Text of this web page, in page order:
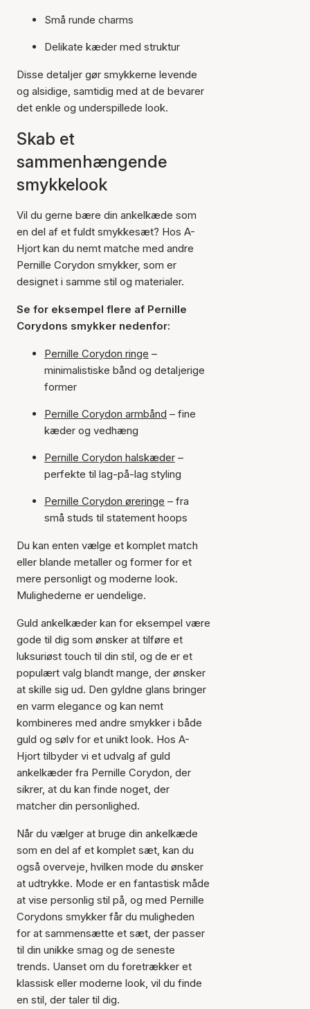
Små runde charms
Delikate kæder med struktur
Disse detaljer gør smykkerne levende
og alsidige, samtidig med at de bevarer
det enkle og underspillede look.
Skab et
sammenhængende
smykkelook
Vil du gerne bære din ankelkæde som
en del af et fuldt smykkesæt? Hos A-
Hjort kan du nemt matche med andre
Pernille Corydon smykker, som er
designet i samme stil og materialer.
Se for eksempel flere af Pernille
Corydons smykker nedenfor:
Pernille Corydon ringe –
minimalistiske bånd og detaljerige
former
Pernille Corydon armbånd – fine
kæder og vedhæng
Pernille Corydon halskæder –
perfekte til lag-på-lag styling
Pernille Corydon øreringe – fra
små studs til statement hoops
Du kan enten vælge et komplet match
eller blande metaller og former for et
mere personligt og moderne look.
Mulighederne er uendelige.
Guld ankelkæder kan for eksempel være
gode til dig som ønsker at tilføre et
luksuriøst touch til din stil, og de er et
populært valg blandt mange, der ønsker
at skille sig ud. Den gyldne glans bringer
en varm elegance og kan nemt
kombineres med andre smykker i både
guld og sølv for et unikt look. Hos A-
Hjort tilbyder vi et udvalg af guld
ankelkæder fra Pernille Corydon, der
sikrer, at du kan finde noget, der
matcher din personlighed.
Når du vælger at bruge din ankelkæde
som en del af et komplet sæt, kan du
også overveje, hvilken mode du ønsker
at udtrykke. Mode er en fantastisk måde
at vise personlig stil på, og med Pernille
Corydons smykker får du muligheden
for at sammensætte et sæt, der passer
til din unikke smag og de seneste
trends. Uanset om du foretrækker et
klassisk eller moderne look, vil du finde
en stil, der taler til dig.